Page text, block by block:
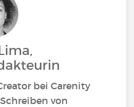
bei Carenity
von